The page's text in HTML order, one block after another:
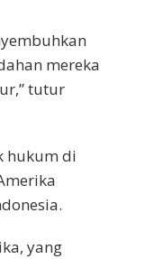
mereka
tutur
hukum di
yang